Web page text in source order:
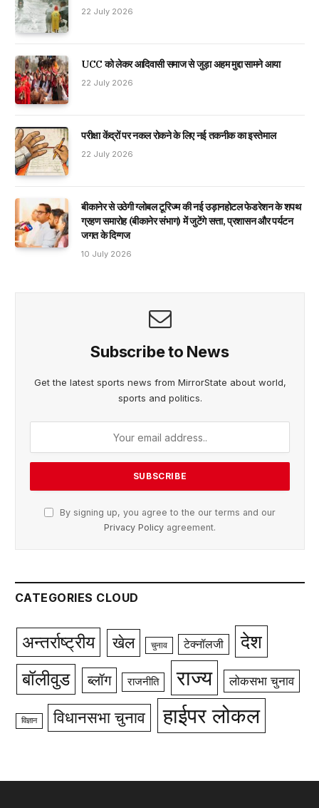
22 July 2026
UCC को लेकर आदिवासी समाज से जुड़ा अहम मुद्दा सामने आया
22 July 2026
परीक्षा केंद्रों पर नकल रोकने के लिए नई तकनीक का इस्तेमाल
22 July 2026
बीकानेर से उठेगी ग्लोबल टूरिज्म की नई उड़ानहोटल फेडरेशन के शपथ
ग्रहण समारोह (बीकानेर संभाग) में जुटेंगे सत्ता, प्रशासन और पर्यटन
जगत के दिग्गज
10 July 2026
Subscribe to News
Get the latest sports news from MirrorState about world,
sports and politics.
By signing up, you agree to the our terms and our
Privacy Policy agreement.
CATEGORIES CLOUD
अन्तर्राष्ट्रीय खेल चुनाव टेक्नॉलजी देश
बॉलीवुड ब्लॉग राजनीति राज्य लोकसभा चुनाव
विज्ञान विधानसभा चुनाव हाईपर लोकल